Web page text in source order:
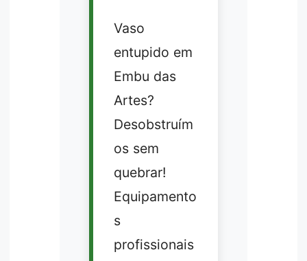
Vaso
entupido em
Embu das
Artes?
Desobstruím
os sem
quebrar!
Equipamento
s
profissionais